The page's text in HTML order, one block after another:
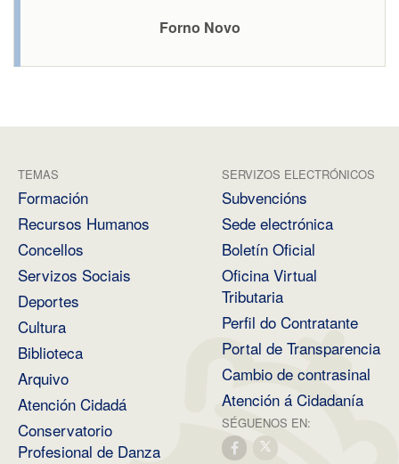
Forno Novo
TEMAS
Formación
Recursos Humanos
Concellos
Servizos Sociais
Deportes
Cultura
Biblioteca
Arquivo
Atención Cidadá
Conservatorio
Profesional de Danza
SERVIZOS ELECTRÓNICOS
Subvencións
Sede electrónica
Boletín Oficial
Oficina Virtual
Tributaria
Perfil do Contratante
Portal de Transparencia
Cambio de contrasinal
Atención á Cidadanía
SÉGUENOS EN: